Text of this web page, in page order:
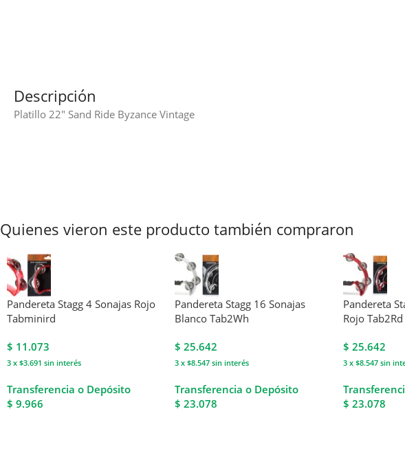
Descripción
Platillo 22″ Sand Ride Byzance Vintage
Quienes vieron este producto también compraron
Pandereta Stagg 4 Sonajas Rojo
Tabminird
$ 11.073
3 x $3.691 sin interés
Transferencia o Depósito
$ 9.966
Pandereta Stagg 16 Sonajas
Blanco Tab2Wh
$ 25.642
3 x $8.547 sin interés
Transferencia o Depósito
$ 23.078
Pandereta
Rojo Tab2Rd
$ 25.642
3 x $8.547sin
$ 23.078